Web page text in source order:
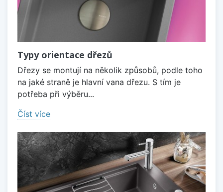
Typy orientace dřezů
Dřezy se montují na několik způsobů, podle toho
na jaké straně je hlavní vana dřezu. S tím je
potřeba při výběru...
Číst více